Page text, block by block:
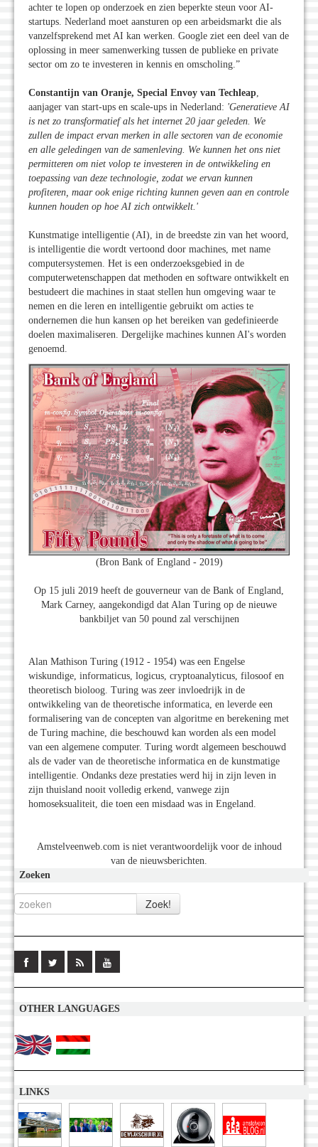
achter te lopen op onderzoek en zien beperkte steun voor AI-
startups. Nederland moet aansturen op een arbeidsmarkt die als
vanzelfsprekend met AI kan werken. Google ziet een deel van de
oplossing in meer samenwerking tussen de publieke en private
sector om zo te investeren in kennis en omscholing.”
Constantijn van Oranje, Special Envoy van Techleap,
aanjager van start-ups en scale-ups in Nederland: 'Generatieve AI
is net zo transformatief als het internet 20 jaar geleden. We
zullen de impact ervan merken in alle sectoren van de economie
en alle geledingen van de samenleving. We kunnen het ons niet
permitteren om niet volop te investeren in de ontwikkeling en
toepassing van deze technologie, zodat we ervan kunnen
profiteren, maar ook enige richting kunnen geven aan en controle
kunnen houden op hoe AI zich ontwikkelt.'
Kunstmatige intelligentie (AI), in de breedste zin van het woord,
is intelligentie die wordt vertoond door machines, met name
computersystemen. Het is een onderzoeksgebied in de
computerwetenschappen dat methoden en software ontwikkelt en
bestudeert die machines in staat stellen hun omgeving waar te
nemen en die leren en intelligentie gebruikt om acties te
ondernemen die hun kansen op het bereiken van gedefinieerde
doelen maximaliseren. Dergelijke machines kunnen AI's worden
genoemd.
(Bron Bank of England - 2019)
Op 15 juli 2019 heeft de gouverneur van de Bank of England,
Mark Carney, aangekondigd dat Alan Turing op de nieuwe
bankbiljet van 50 pound zal verschijnen
Alan Mathison Turing (1912 - 1954) was een Engelse
wiskundige, informaticus, logicus, cryptoanalyticus, filosoof en
theoretisch bioloog. Turing was zeer invloedrijk in de
ontwikkeling van de theoretische informatica, en leverde een
formalisering van de concepten van algoritme en berekening met
de Turing machine, die beschouwd kan worden als een model
van een algemene computer. Turing wordt algemeen beschouwd
als de vader van de theoretische informatica en de kunstmatige
intelligentie. Ondanks deze prestaties werd hij in zijn leven in
zijn thuisland nooit volledig erkend, vanwege zijn
homoseksualiteit, die toen een misdaad was in Engeland.
Amstelveenweb.com is niet verantwoordelijk voor de inhoud
van de nieuwsberichten.
Zoeken
OTHER LANGUAGES
LINKS